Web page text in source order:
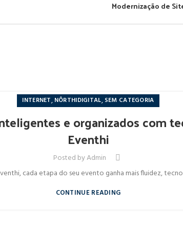
Modernização de
INTERNET, NÔRTHIDIGITAL, SEM CATEGORIA
e organizados com
Eventhi
Posted byAdmin
cada etapa do seu evento ganha mais fluidez,
CONTINUE READING